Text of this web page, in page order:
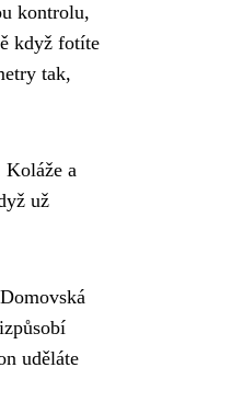
kontrolu,
když fotíte
tak,
a
už
uděláte